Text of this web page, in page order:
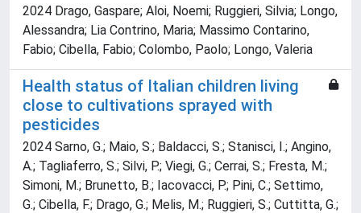
2024 Drago, Gaspare; Aloi, Noemi; Ruggieri, Silvia; Longo,
Alessandra; Lia Contrino, Maria; Massimo Contarino,
Fabio; Cibella, Fabio; Colombo, Paolo; Longo, Valeria
Health status of Italian children living
close to cultivations sprayed with
pesticides
2024 Sarno, G.; Maio, S.; Baldacci, S.; Stanisci, I.; Angino,
A.; Tagliaferro, S.; Silvi, P.; Viegi, G.; Cerrai, S.; Fresta, M.;
Simoni, M.; Brunetto, B.; Iacovacci, P.; Pini, C.; Settimo,
G.; Cibella, F.; Drago, G.; Melis, M.; Ruggieri, S.; Cuttitta, G.;